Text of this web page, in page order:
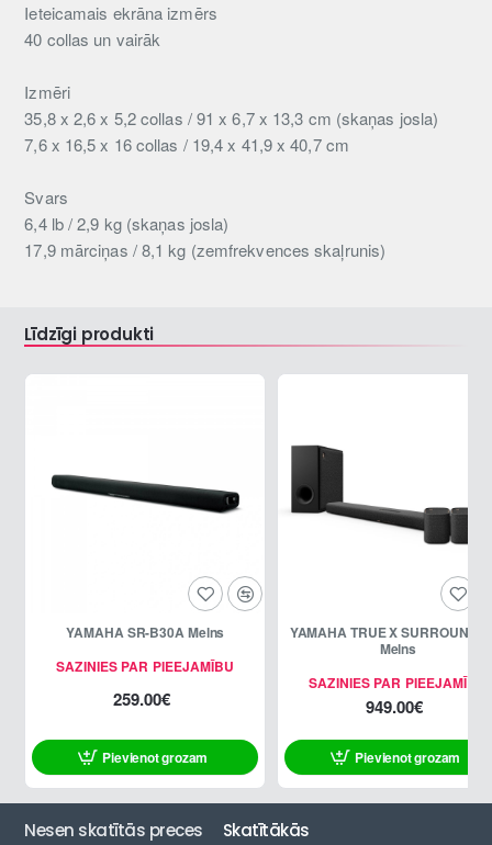
Ieteicamais ekrāna izmērs
40 collas un vairāk
Izmēri
35,8 x 2,6 x 5,2 collas / 91 x 6,7 x 13,3 cm (skaņas josla)
7,6 x 16,5 x 16 collas / 19,4 x 41,9 x 40,7 cm
Svars
6,4 lb / 2,9 kg (skaņas josla)
17,9 mārciņas / 8,1 kg (zemfrekvences skaļrunis)
Līdzīgi produkti
SAZINIES PAR PIEEJAMĪBU
YAMAHA SR-B30A Melns
259.00€
Pievienot grozam
SAZINIES PAR PIEEJAMĪBU
YAMAHA TRUE X SURROUND
Melns
949.00€
Pievienot grozam
Nesen skatītās preces Skatītākās